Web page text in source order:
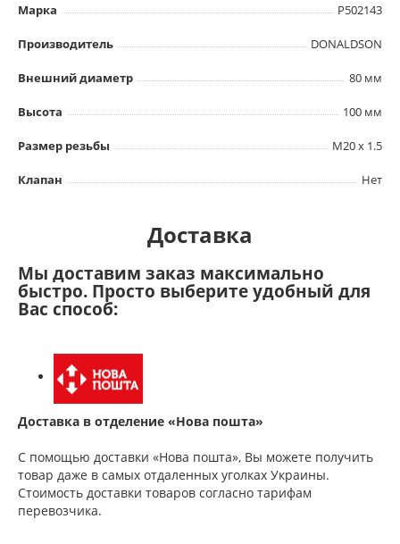
Марка P502143
Производитель DONALDSON
Внешний диаметр 80 мм
Высота 100 мм
Размер резьбы M20 x 1.5
Клапан Нет
Доставка
Мы доставим заказ максимально
быстро. Просто выберите удобный для
Вас способ:
Доставка в отделение «Нова пошта»
С помощью доставки «Нова пошта», Вы можете получить
товар даже в самых отдаленных уголках Украины.
Стоимость доставки товаров согласно тарифам
перевозчика.